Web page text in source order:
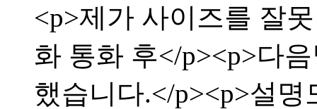
<p>제가 사이즈를 잘
화 통화 후</p><p>다
했습니다.</p><p>설